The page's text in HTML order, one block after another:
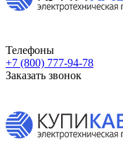
Телефоны
+7 (800) 777-94-78
Заказать звонок